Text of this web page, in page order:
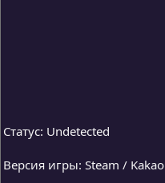
Статус: Undetected
Версия игры: Steam / Kakao